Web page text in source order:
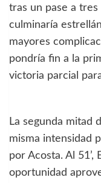
tras un pase a
culminaría
mayores
pondría fin a la
victoria parcial
La segunda mitad
misma intensidad
por Acosta. Al 51’,
oportunidad